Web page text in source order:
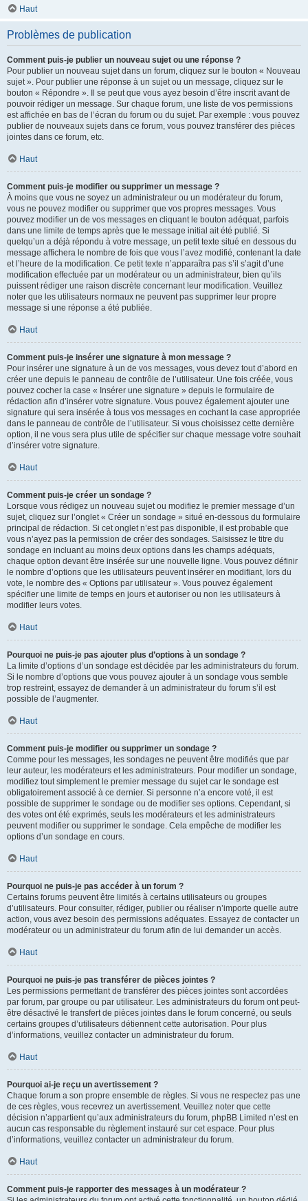
Haut
Problèmes de publication
Comment puis-je publier un nouveau sujet ou une réponse ?
Pour publier un nouveau sujet dans un forum, cliquez sur le bouton « Nouveau
sujet ». Pour publier une réponse à un sujet ou un message, cliquez sur le
bouton « Répondre ». Il se peut que vous ayez besoin d’être inscrit avant de
pouvoir rédiger un message. Sur chaque forum, une liste de vos permissions
est affichée en bas de l’écran du forum ou du sujet. Par exemple : vous pouvez
publier de nouveaux sujets dans ce forum, vous pouvez transférer des pièces
jointes dans ce forum, etc.
Haut
Comment puis-je modifier ou supprimer un message ?
À moins que vous ne soyez un administrateur ou un modérateur du forum,
vous ne pouvez modifier ou supprimer que vos propres messages. Vous
pouvez modifier un de vos messages en cliquant le bouton adéquat, parfois
dans une limite de temps après que le message initial ait été publié. Si
quelqu’un a déjà répondu à votre message, un petit texte situé en dessous du
message affichera le nombre de fois que vous l’avez modifié, contenant la date
et l’heure de la modification. Ce petit texte n’apparaîtra pas s’il s’agit d’une
modification effectuée par un modérateur ou un administrateur, bien qu’ils
puissent rédiger une raison discrète concernant leur modification. Veuillez
noter que les utilisateurs normaux ne peuvent pas supprimer leur propre
message si une réponse a été publiée.
Haut
Comment puis-je insérer une signature à mon message ?
Pour insérer une signature à un de vos messages, vous devez tout d’abord en
créer une depuis le panneau de contrôle de l’utilisateur. Une fois créée, vous
pouvez cocher la case « Insérer une signature » depuis le formulaire de
rédaction afin d’insérer votre signature. Vous pouvez également ajouter une
signature qui sera insérée à tous vos messages en cochant la case appropriée
dans le panneau de contrôle de l’utilisateur. Si vous choisissez cette dernière
option, il ne vous sera plus utile de spécifier sur chaque message votre souhait
d’insérer votre signature.
Haut
Comment puis-je créer un sondage ?
Lorsque vous rédigez un nouveau sujet ou modifiez le premier message d’un
sujet, cliquez sur l’onglet « Créer un sondage » situé en-dessous du formulaire
principal de rédaction. Si cet onglet n’est pas disponible, il est probable que
vous n’ayez pas la permission de créer des sondages. Saisissez le titre du
sondage en incluant au moins deux options dans les champs adéquats,
chaque option devant être insérée sur une nouvelle ligne. Vous pouvez définir
le nombre d’options que les utilisateurs peuvent insérer en modifiant, lors du
vote, le nombre des « Options par utilisateur ». Vous pouvez également
spécifier une limite de temps en jours et autoriser ou non les utilisateurs à
modifier leurs votes.
Haut
Pourquoi ne puis-je pas ajouter plus d’options à un sondage ?
La limite d’options d’un sondage est décidée par les administrateurs du forum.
Si le nombre d’options que vous pouvez ajouter à un sondage vous semble
trop restreint, essayez de demander à un administrateur du forum s’il est
possible de l’augmenter.
Haut
Comment puis-je modifier ou supprimer un sondage ?
Comme pour les messages, les sondages ne peuvent être modifiés que par
leur auteur, les modérateurs et les administrateurs. Pour modifier un sondage,
modifiez tout simplement le premier message du sujet car le sondage est
obligatoirement associé à ce dernier. Si personne n’a encore voté, il est
possible de supprimer le sondage ou de modifier ses options. Cependant, si
des votes ont été exprimés, seuls les modérateurs et les administrateurs
peuvent modifier ou supprimer le sondage. Cela empêche de modifier les
options d’un sondage en cours.
Haut
Pourquoi ne puis-je pas accéder à un forum ?
Certains forums peuvent être limités à certains utilisateurs ou groupes
d’utilisateurs. Pour consulter, rédiger, publier ou réaliser n’importe quelle autre
action, vous avez besoin des permissions adéquates. Essayez de contacter un
modérateur ou un administrateur du forum afin de lui demander un accès.
Haut
Pourquoi ne puis-je pas transférer de pièces jointes ?
Les permissions permettant de transférer des pièces jointes sont accordées
par forum, par groupe ou par utilisateur. Les administrateurs du forum ont peut-
être désactivé le transfert de pièces jointes dans le forum concerné, ou seuls
certains groupes d’utilisateurs détiennent cette autorisation. Pour plus
d’informations, veuillez contacter un administrateur du forum.
Haut
Pourquoi ai-je reçu un avertissement ?
Chaque forum a son propre ensemble de règles. Si vous ne respectez pas une
de ces règles, vous recevrez un avertissement. Veuillez noter que cette
décision n’appartient qu’aux administrateurs du forum, phpBB Limited n’est en
aucun cas responsable du règlement instauré sur cet espace. Pour plus
d’informations, veuillez contacter un administrateur du forum.
Haut
Comment puis-je rapporter des messages à un modérateur ?